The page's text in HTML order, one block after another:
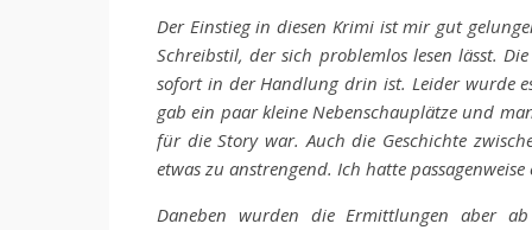
Der Einstieg in diesen Krimi ist mir gut
Schreibstil, der sich problemlos lesen lässt.
sofort in der Handlung drin ist. Leider wurde
gab ein paar kleine Nebenschauplätze und
für die Story war. Auch die Geschichte
etwas zu anstrengend. Ich hatte
Daneben wurden die Ermittlungen aber